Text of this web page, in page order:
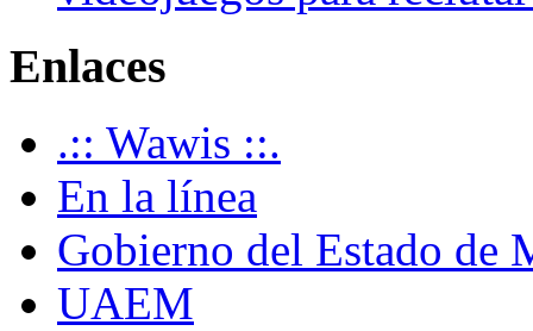
Enlaces
.:: Wawis ::.
En la línea
Gobierno del Estado de
UAEM